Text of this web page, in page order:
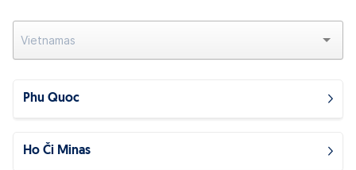
Phu Quoc
Ho Či Minas